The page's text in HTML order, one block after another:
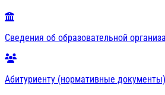
Сведения об образовательной
Абитуриенту (нормативные документы)